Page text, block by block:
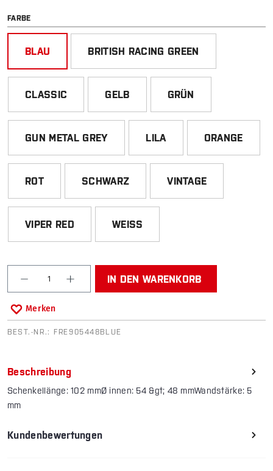
FARBEAUSWÄHLEN
BLAU BRITISH RACING GREEN
CLASSIC GELB GRÜN
GUN METAL GREY LILA ORANGE
ROT SCHWARZ VINTAGE
VIPER RED WEISS
Produkt Anzahl: Gib den gewünschten Wert ein
IN DEN WARENKORB
Merken
BEST.-NR.: FRE905448BLUE
Beschreibung
Schenkellänge: 102 mmØ innen: 54 &gt; 48 mmWandstärke: 5
mm
Kundenbewertungen